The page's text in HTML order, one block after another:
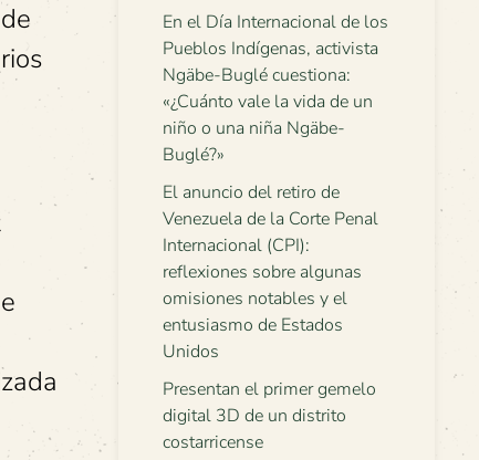
En el Día Internacional de los
Pueblos Indígenas, activista
Ngäbe-Buglé cuestiona:
«¿Cuánto vale la vida de un
niño o una niña Ngäbe-
Buglé?»
El anuncio del retiro de
Venezuela de la Corte Penal
Internacional (CPI):
reflexiones sobre algunas
omisiones notables y el
entusiasmo de Estados
Unidos
Presentan el primer gemelo
digital 3D de un distrito
costarricense